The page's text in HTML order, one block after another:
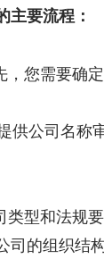
主要流程：
您需要确
供公司名称
型和法规
的组织结